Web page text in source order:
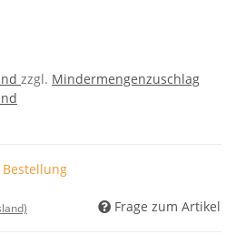
zzgl. Mindermengenzuschlag
Frage zum Artikel